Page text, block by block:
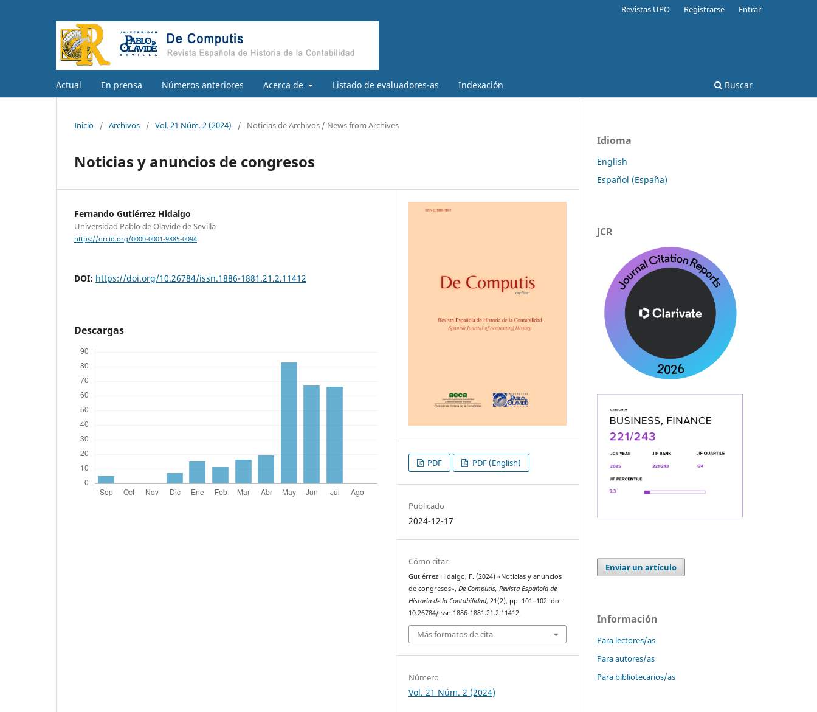
Actual En prensa Números anteriores Acerca de Listado de evaluadores-as Indexación Buscar
Revistas UPO Registrarse Entrar
Inicio / Archivos / Vol. 21 Núm. 2 (2024) / Noticias de Archivos / News from Archives
Noticias y anuncios de congresos
Fernando Gutiérrez Hidalgo
Universidad Pablo de Olavide de Sevilla
https://orcid.org/0000-0001-9885-0094
DOI: https://doi.org/10.26784/issn.1886-1881.21.2.11412
Descargas
PDF PDF (English)
Publicado
2024-12-17
Cómo citar
Gutiérrez Hidalgo, F. (2024) «Noticias y anuncios
de congresos»,De Computis, Revista Española de
Historia de la Contabilidad, 21(2), pp. 101–102. doi:
10.26784/issn.1886-1881.21.2.11412.
Más formatos de cita
Número
Vol. 21 Núm. 2 (2024)
Idioma
English
Español (España)
JCR
Enviar un artículo
Información
Para lectores/as
Para autores/as
Para bibliotecarios/as